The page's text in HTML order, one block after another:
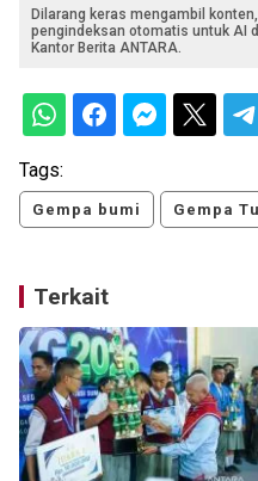
Dilarang keras mengambil
pengindeksan otomatis untuk AI
Kantor Berita ANTARA.
Tags:
Gempa bumi Gempa
Terkait